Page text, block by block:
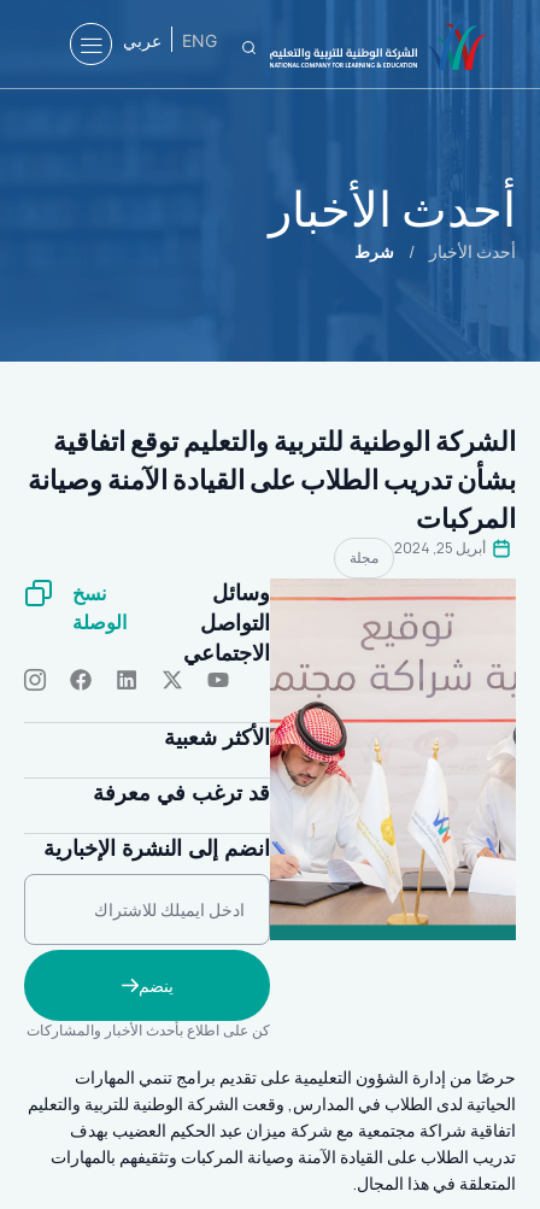
ENG عربي
أحدث الأخبار
أحدث الأخبار / شرط
الشركة الوطنية للتربية والتعليم توقع اتفاقية
بشأن تدريب الطلاب على القيادة الآمنة وصيانة
المركبات
أبريل 25, 2024 مجلة
وسائل
التواصل
الاجتماعي
نسخ
الوصلة
الأكثر شعبية
قد ترغب في معرفة
انضم إلى النشرة الإخبارية
ينضم
كن على اطلاع بأحدث الأخبار والمشاركات
حرصًا من إدارة الشؤون التعليمية على تقديم برامج تنمي المهارات
الحياتية لدى الطلاب في المدارس, وقعت الشركة الوطنية للتربية والتعليم
اتفاقية شراكة مجتمعية مع شركة ميزان عبد الحكيم العضيب بهدف
تدريب الطلاب على القيادة الآمنة وصيانة المركبات وتثقيفهم بالمهارات
المتعلقة في هذا المجال.